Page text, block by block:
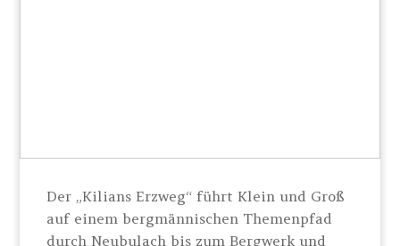
Der „Kilians Erzweg“ führt Klein und Groß
auf einem bergmännischen Themenpfad
durch Neubulach bis zum Bergwerk und